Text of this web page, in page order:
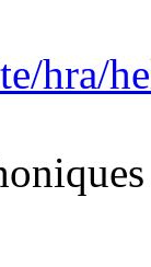
hra/